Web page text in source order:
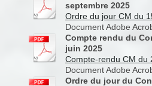
septembre 2025
Ordre du jour CM du
Document Adobe
Compte rendu du
juin 2025
Compte-rendu CM du
Document Adobe
Ordre du jour du